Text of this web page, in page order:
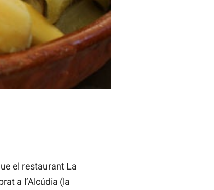
el restaurant La
a l’Alcúdia (la